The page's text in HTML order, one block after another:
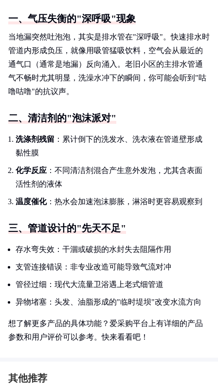
一、气压失衡的"深呼吸"现象
当地漏突然吐泡泡，其实是排水管在"深呼吸"。快速排水时
管道内形成负压，就像用吸管猛吸饮料，空气会从最近的
通气口（通常是地漏）反向涌入。老旧小区的主排水管通
气不畅时尤其明显，洗澡水冲下的瞬间，你可能会听到"咕
噜咕噜"的抗议声。
二、清洁剂的"泡沫派对"
洗涤剂残留 ：累计倒下的洗发水、洗衣液在管道壁形成
黏性膜
化学反应 ：不同清洁剂混合产生意外发泡，尤其含表面
活性剂的液体
温度催化：热水会加速泡沫膨胀，淋浴时更容易观察到
三、管道设计的"先天不足"
存水弯失效：干涸或破损的水封失去阻隔作用
支管连接错误：非专业改造可能导致气流对冲
管径过细：现代大流量卫浴遇上老式细管道
异物堵塞：头发、油脂形成的"临时堤坝"改变水流方向
想了解更多产品的具体功能？爱采购平台上有详细的产品
参数和用户评价可以参考。快来看看吧！
其他推荐